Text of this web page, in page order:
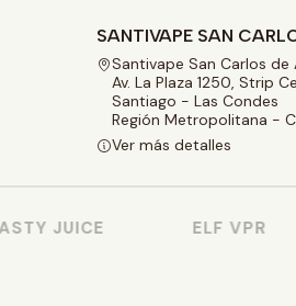
SANTIVAPE SAN
Santivape San Carlos de
Av. La Plaza 1250, Strip
Santiago - Las Condes
Región Metropolitana -
Ver más detalles
JUICE ELF VPR